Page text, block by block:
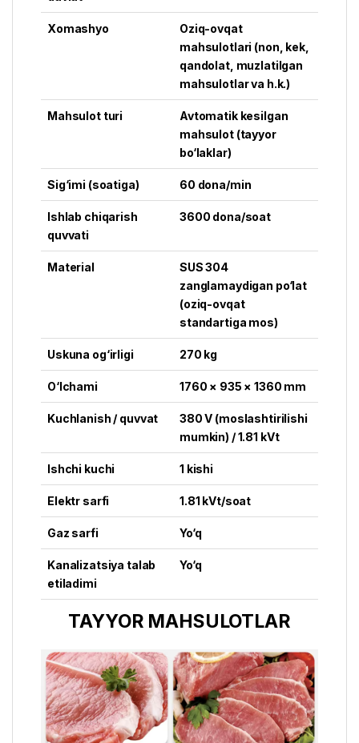
Xomashyo
Oziq-ovqat
mahsulotlari (non, kek,
qandolat, muzlatilgan
mahsulotlar va h.k.)
Mahsulot turi
Avtomatik kesilgan
mahsulot (tayyor
bo‘laklar)
Sig‘imi (soatiga) 60 dona/min
Ishlab chiqarish
quvvati
3600 dona/soat
Material
SUS 304
zanglamaydigan po‘lat
(oziq-ovqat
standartiga mos)
Uskuna og‘irligi 270 kg
O‘lchami 1760 × 935 × 1360 mm
Kuchlanish / quvvat
380 V (moslashtirilishi
mumkin) / 1.81 kVt
Ishchi kuchi 1 kishi
Elektr sarfi 1.81 kVt/soat
Gaz sarfi Yo‘q
Kanalizatsiya talab
etiladimi
Yo‘q
TAYYOR MAHSULOTLAR